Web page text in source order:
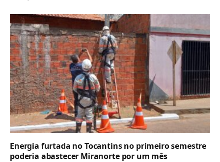
Energia furtada no Tocantins no primeiro semestre
poderia abastecer Miranorte por um mês